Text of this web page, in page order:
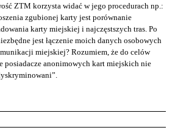
ZTM korzysta widać w jego procedurach np.:
zgubionej karty jest porównanie
karty miejskiej i najczęstszych tras. Po
jest łączenie moich danych osobowych
miejskiej? Rozumiem, że do celów
posiadacze anonimowych kart miejskich nie